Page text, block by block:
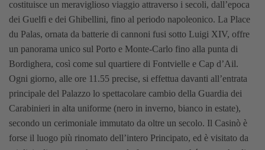
costituisce un meraviglioso viaggio attraverso i secoli, dall’epoca
dei Guelfi e dei Ghibellini, fino al periodo napoleonico. La Place
du Palas, ornata da batterie di cannoni fusi sotto Luigi XIV, offre
un panorama unico sul Porto e Monte-Carlo fino alla punta di
Bordighera, così come sul quartiere di Fontvielle e Cap d’Ail.
Ogni giorno, alle ore 11.55 precise, si effettua davanti all’entrata
principale del Palazzo lo spettacolare cambio della Guardia dei
Carabinieri in alta uniforme (nero in inverno, bianco in estate),
secondo un cerimoniale immutato da oltre un secolo. Il Casinò è
forse il luogo più rinomato dell’intero Principato, ed è visitato da